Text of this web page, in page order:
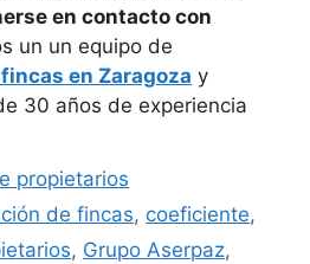
en contacto con
un un equipo de
en Zaragoza y
30 años de experiencia
propietarios
de fincas, coeficiente,
, Grupo Aserpaz,